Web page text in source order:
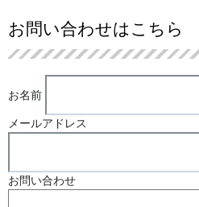
お問い合わせはこちら
お名前
メールアドレス
お問い合わせ